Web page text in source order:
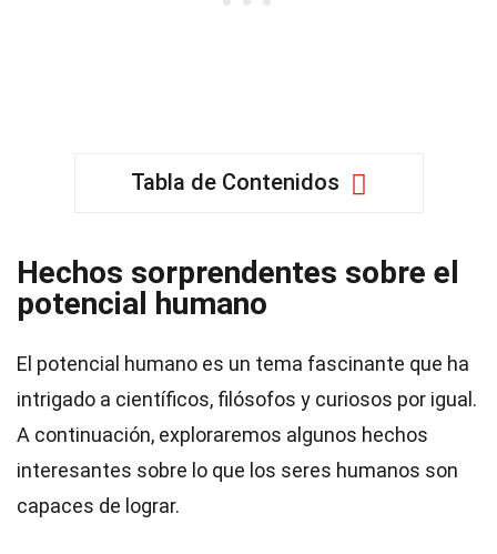
Tabla de Contenidos
Hechos sorprendentes sobre el
potencial humano
El potencial humano es un tema fascinante que ha
intrigado a científicos, filósofos y curiosos por igual.
A continuación, exploraremos algunos hechos
interesantes sobre lo que los seres humanos son
capaces de lograr.